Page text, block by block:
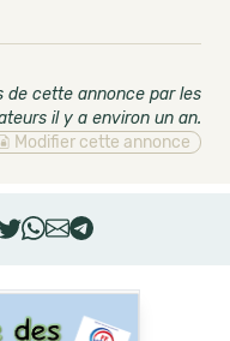
de cette annonce par les
il y a environ un an.
Modifier cette annonce